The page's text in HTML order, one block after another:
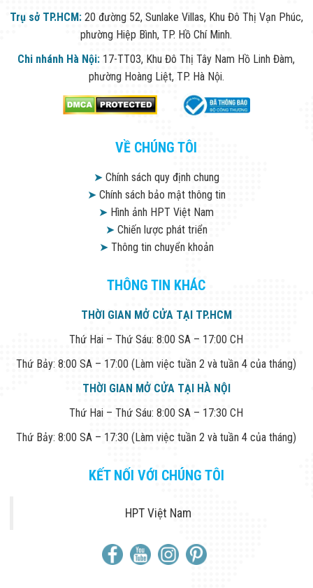
Trụ sở TP.HCM: 20 đường 52, Sunlake Villas, Khu Đô Thị Vạn Phúc,
phường Hiệp Bình, TP. Hồ Chí Minh.
Chi nhánh Hà Nội: 17-TT03, Khu Đô Thị Tây Nam Hồ Linh Đàm,
phường Hoàng Liệt, TP. Hà Nội.
VỀ CHÚNG TÔI
➤Chính sách quy định chung
➤Chính sách bảo mật thông tin
➤ Hình ảnh HPT Việt Nam
➤Chiến lược phát triển
➤Thông tin chuyển khoản
THÔNG TIN KHÁC
THỜI GIAN MỞ CỬA TẠI TP.HCM
Thứ Hai – Thứ Sáu: 8:00 SA – 17:00 CH
Thứ Bảy: 8:00 SA – 17:00 (Làm việc tuần 2 và tuần 4 của tháng)
THỜI GIAN MỞ CỬA TẠI HÀ NỘI
Thứ Hai – Thứ Sáu: 8:00 SA – 17:30 CH
Thứ Bảy: 8:00 SA – 17:30 (Làm việc tuần 2 và tuần 4 của tháng)
KẾT NỐI VỚI CHÚNG TÔI
HPT Việt Nam